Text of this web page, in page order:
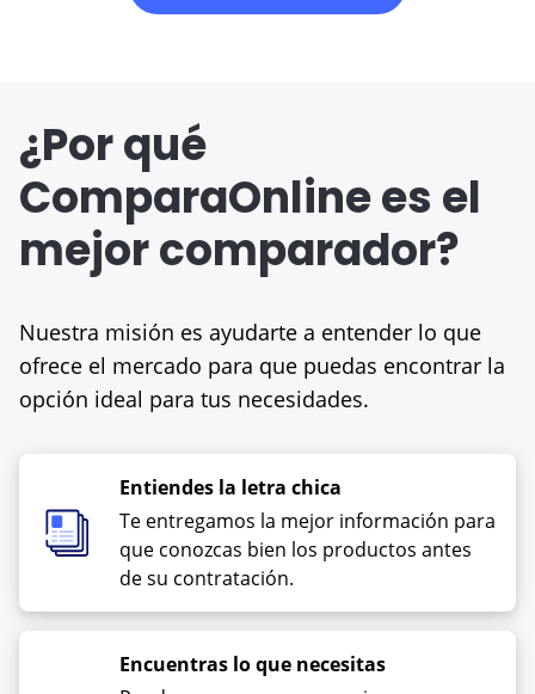
¿Por qué
ComparaOnline es el
mejor comparador?
Nuestra misión es ayudarte a entender lo que
ofrece el mercado para que puedas encontrar la
opción ideal para tus necesidades.
Entiendes la letra chica
Te entregamos la mejor información para
que conozcas bien los productos antes
de su contratación.
Encuentras lo que necesitas